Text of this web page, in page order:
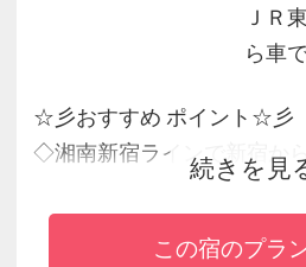
ＪＲ
ら車
☆彡おすすめ ポイント☆彡
◇湘南新宿ラインで新宿か
◇2017年に客室とスパ施設
◇湘南の海と空が広がるグ
続きを見
この宿のプラ